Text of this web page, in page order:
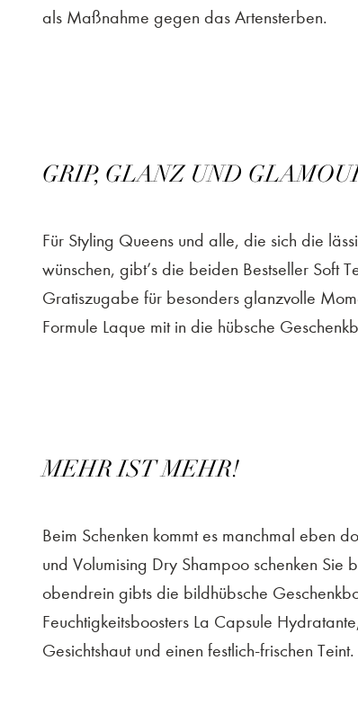
als Maßnahme gegen das Artensterben.
GRIP, GLANZ UND
Für Styling Queens und alle, die sich die
wünschen, gibt’s die beiden Bestseller Soft
Gratiszugabe für besonders glanzvolle
Formule Laque mit in die hübsche
MEHR IST MEHR!
Beim Schenken kommt es manchmal eben
und Volumising Dry Shampoo schenken
obendrein gibts die bildhübsche
Feuchtigkeitsboosters La Capsule
Gesichtshaut und einen festlich-frischen Teint.